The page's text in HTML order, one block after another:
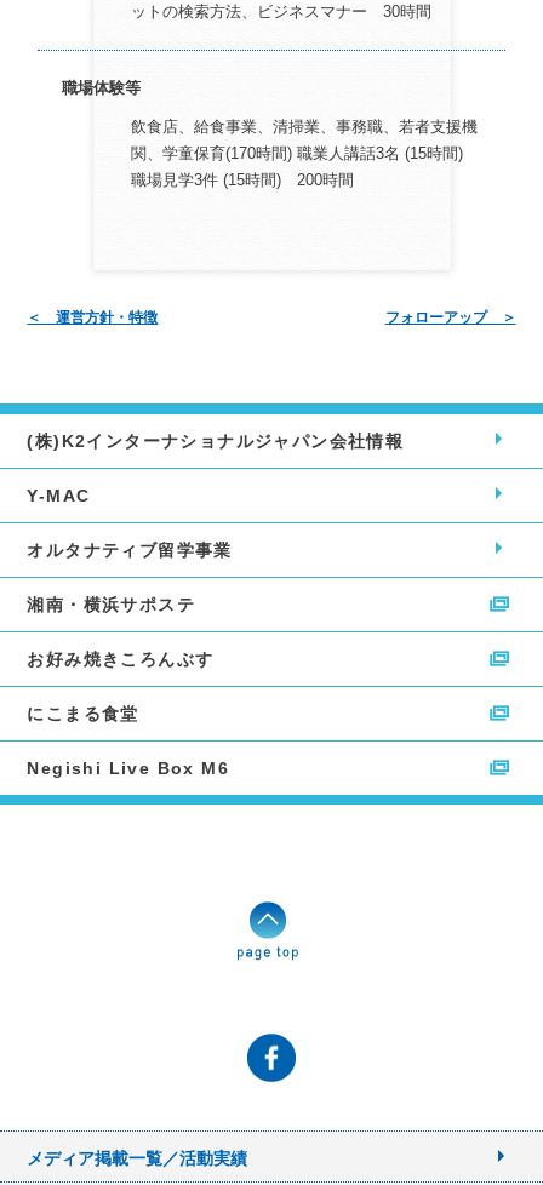
(株)K2インターナショナルジャパン会社情報
Y-MAC
オルタナティブ留学事業
湘南・横浜サポステ
お好み焼きころんぶす
にこまる食堂
Negishi Live Box M6
ットの検索方法、ビジネスマナー 30時間
職場体験等
飲食店、給食事業、清掃業、事務職、若者支援機
関、学童保育(170時間) 職業人講話3名 (15時間)
職場見学3件 (15時間) 200時間
＜ 運営方針・特徴 フォローアップ ＞
メディア掲載一覧／活動実績